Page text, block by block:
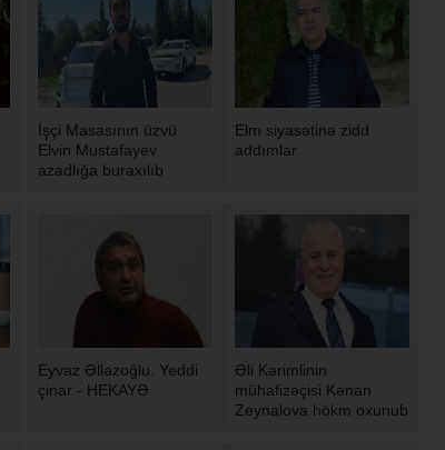
İşçi Masasının üzvü
Elvin Mustafayev
azadlığa buraxılıb
Elm siyasətinə zidd
addımlar
Eyvaz Əlləzoğlu. Yeddi
çinar - HEKAYƏ
Əli Kərimlinin
mühafizəçisi Kənan
Zeynalova hökm oxunub